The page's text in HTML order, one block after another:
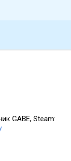
GABE, Steam: